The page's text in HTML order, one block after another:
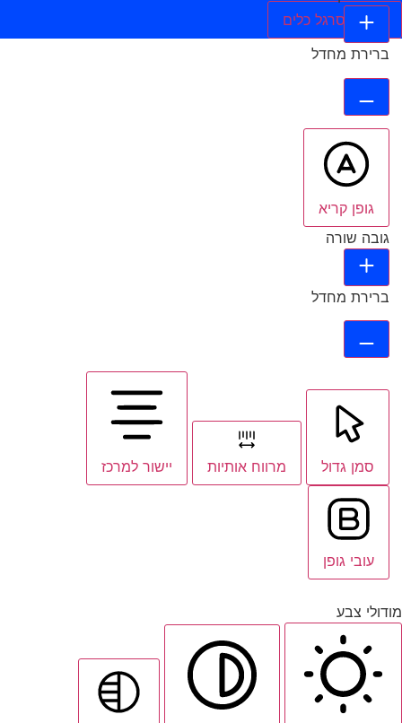
הסתר סרגל כלים
ברירת מחדל
גופן קריא
גובה שורה
ברירת מחדל
סמן גדול מרווח אותיות יישור למרכז
עובי גופן
מודולי צבע